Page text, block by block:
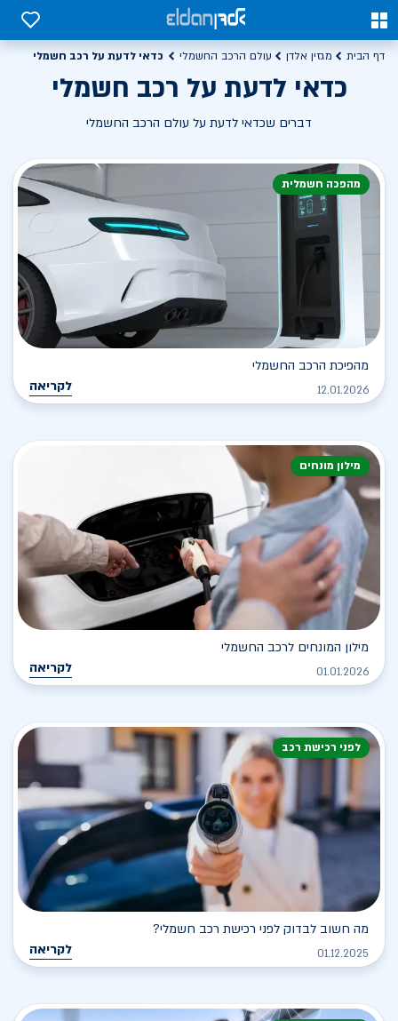
0
0
דף הבית מגזין אלדן עולם הרכב החשמלי כדאי לדעת על רכב חשמלי
כדאי לדעת על רכב חשמלי
דברים שכדאי לדעת על עולם הרכב החשמלי
מהפכה חשמלית
מהפיכת הרכב החשמלי
12.01.2026 לקריאה
מילון מונחים
מילון המונחים לרכב החשמלי
01.01.2026 לקריאה
לפני רכישת רכב
מה חשוב לבדוק לפני רכישת רכב חשמלי?
01.12.2025 לקריאה